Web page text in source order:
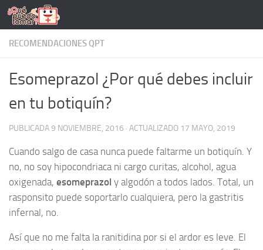
Saltar al contenido
RECOMENDACIONES QPT
Esomeprazol ¿Por qué debes incluir
en tu botiquín?
PUBLICADA9 NOVIEMBRE, 2016 · ACTUALIZADO 17 MAYO, 2019
Cuando salgo de casa nunca puede faltarme un botiquín. Y
no, no soy hipocondriaca ni cargo curitas, alcohol, agua
oxigenada, esomeprazol y algodón a todos lados. Total, un
rasponsito puede soportarlo cualquiera, pero la gastritis
infernal, no.
Así que no me falta la ranitidina por si el ardor es leve. El